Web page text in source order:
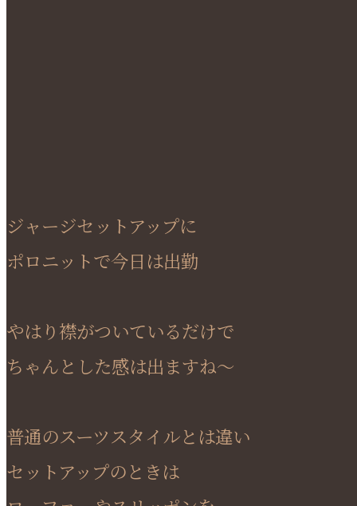
ジャージセットアップに
ポロニットで今日は出勤
やはり襟がついているだけで
ちゃんとした感は出ますね～
普通のスーツスタイルとは違い
セットアップのときは